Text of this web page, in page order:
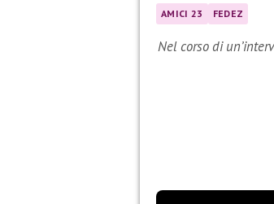
AMICI 23 FEDEZ
Nel corso di